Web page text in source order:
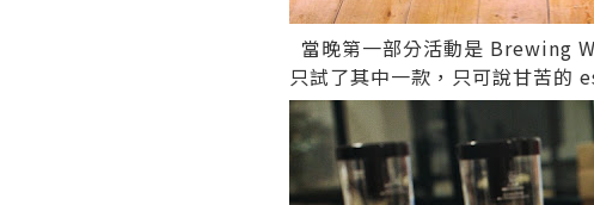
當晚第一部分活動是 Brewing
只試了其中一款，只可說甘苦的